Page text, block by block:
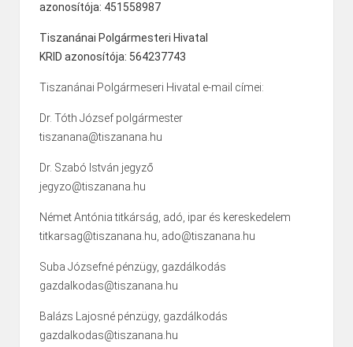
azonosítója: 451558987
Tiszanánai Polgármesteri Hivatal
KRID azonosítója: 564237743
Tiszanánai Polgármeseri Hivatal e-mail címei:
Dr. Tóth József polgármester
tiszanana@tiszanana.hu
Dr. Szabó István jegyző
jegyzo@tiszanana.hu
Német Antónia titkárság, adó, ipar és kereskedelem
titkarsag@tiszanana.hu, ado@tiszanana.hu
Suba Józsefné pénzügy, gazdálkodás
gazdalkodas@tiszanana.hu
Balázs Lajosné pénzügy, gazdálkodás
gazdalkodas@tiszanana.hu